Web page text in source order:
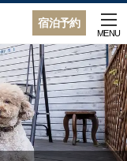
宿泊予約
MENU